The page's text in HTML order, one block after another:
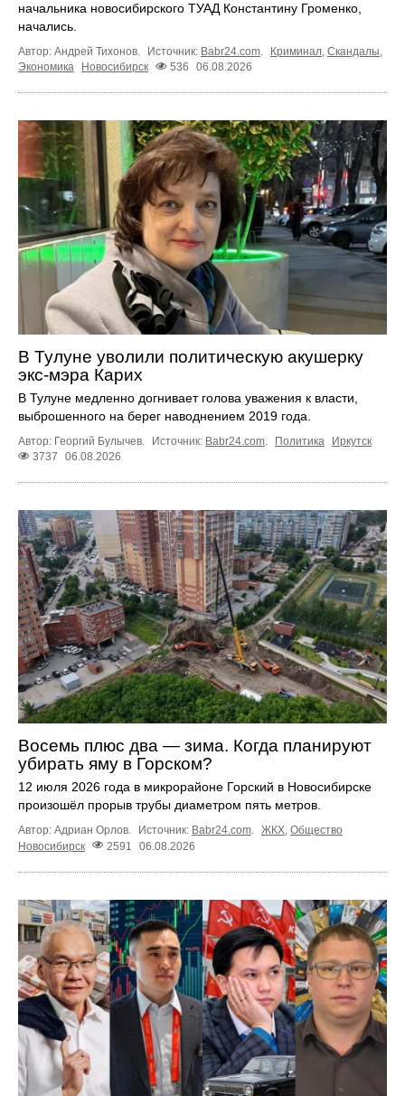
начальника новосибирского ТУАД Константину Громенко,
начались.
Автор: Андрей Тихонов. Источник: Babr24.com. Криминал, Скандалы,
Экономика
Новосибирск 536 06.08.2026
В Тулуне уволили политическую акушерку
экс-мэра Карих
В Тулуне медленно догнивает голова уважения к власти,
выброшенного на берег наводнением 2019 года.
Автор: Георгий Булычев. Источник: Babr24.com Политика
Иркутск
3737
06.08.2026
Восемь плюс два — зима. Когда планируют
убирать яму в Горском?
12 июля 2026 года в микрорайоне Горский в Новосибирске
произошёл прорыв трубы диаметром пять метров.
Автор: Адриан Орлов. Источник: Babr24.com. ЖКХ, Общество
Новосибирск
2591 06.08.2026